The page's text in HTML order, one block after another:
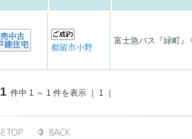
都留市小野
富士急バス『緑町』
1 件中 1 ～ 1 件を表示 ｜ 1 ｜